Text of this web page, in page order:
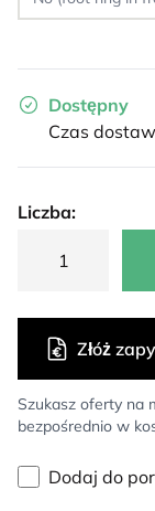
Dostępny
Czas
Liczba:
Szukasz oferty na
bezpośrednio w
Złóż
Dodaj do